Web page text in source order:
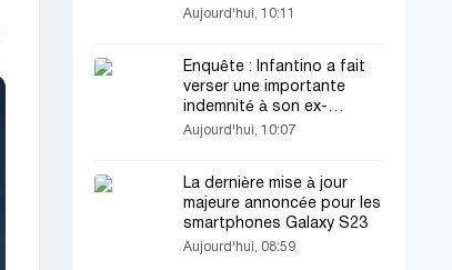
officielle
Aujourd'hui, 10:11
Enquête : Infantino a fait
verser une importante
indemnité à son ex-
compagne avec des fonds
Aujourd'hui, 10:07
La dernière mise à jour
majeure annoncée pour les
smartphones Galaxy S23
Aujourd'hui, 08:59